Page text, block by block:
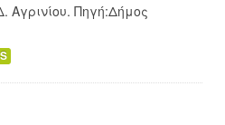
Αγρινίου. Πηγή:Δήμος